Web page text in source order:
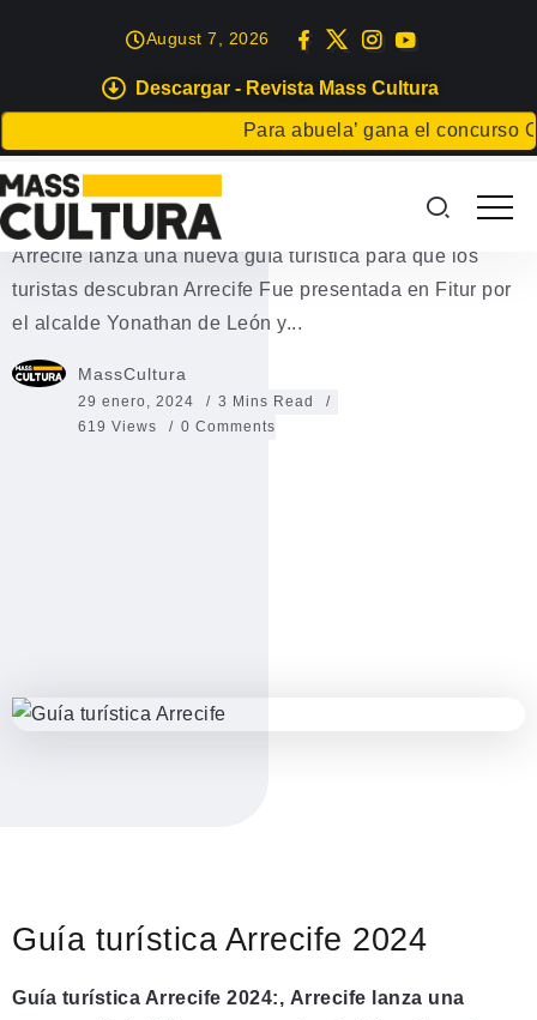
Descargar - Revista Mass Cultura
Para abuela’ gana el concurso
August 7, 2026
EVENTOS
Guía turística Arrecife
Guía turística Arrecife 2024 Guía turística Arrecife 2024:,
Arrecife lanza una nueva guía turística para que los
turistas descubran Arrecife Fue presentada en Fitur por
el alcalde Yonathan de León y...
MassCultura
29 enero, 2024
3 Mins Read
619 Views
0 Comments
Guía turística Arrecife 2024
Guía turística Arrecife 2024:, Arrecife lanza una